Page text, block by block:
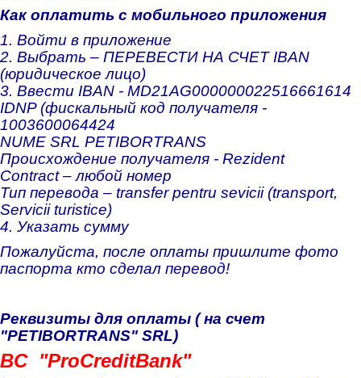
Как оплатить с мобильного приложения
1. Войти в приложение
2. Выбрать – ПЕРЕВЕСТИ НА СЧЕТ IBAN
(юридическое лицо)
3. Ввести IBAN - MD21AG000000022516661614
IDNP (фискальный код получателя -
1003600064424
NUME SRL PETIBORTRANS
Происхождение получателя - Rezident
Contract – любой номер
Тип перевода – transfer pentru sevicii (transport,
Servicii turistice)
4. Указать сумму
Пожалуйста, после оплаты пришлите фото
паспорта кто сделал перевод!
Реквизиты для оплаты ( на счет
"PETIBORTRANS" SRL)
BC "ProCreditBank"